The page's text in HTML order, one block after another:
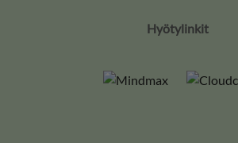
Hyötylinkit